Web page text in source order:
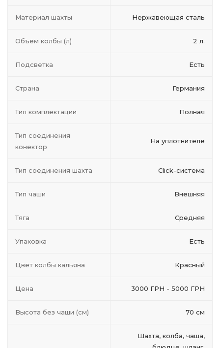
Материал шахты Нержавеющая сталь
Объем колбы (л) 2 л.
Подсветка Есть
Страна Германия
Тип комплектации Полная
Тип соединения
конектор
На уплотнителе
Тип соединения шахта Click-система
Тип чаши Внешняя
Тяга Средняя
Упаковка Есть
Цвет колбы кальяна Красный
Цена 3000 ГРН - 5000 ГРН
Высота без чаши (см) 70 см
Шахта, колба, чаша,